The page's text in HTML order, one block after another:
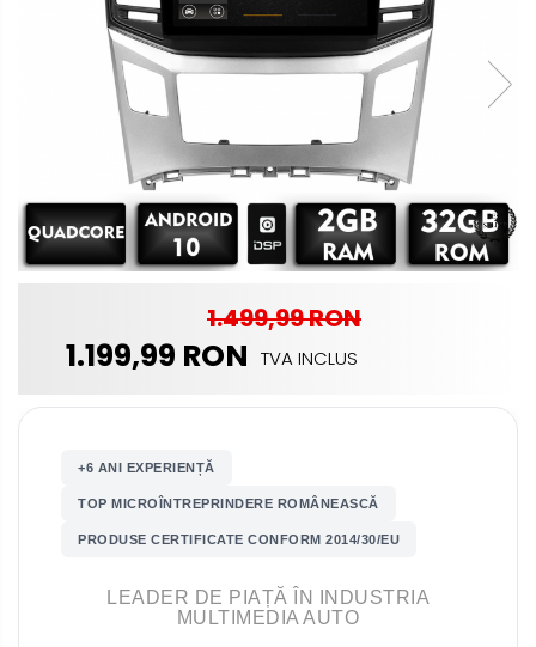
Seat
Kia
ambientale
1.499,99 RON
1.199,99 RON TVA INCLUS
+6 ANI EXPERIENȚĂ
TOP MICROÎNTREPRINDERE ROMÂNEASCĂ
PRODUSE CERTIFICATE CONFORM 2014/30/EU
LEADER DE PIAȚĂ ÎN INDUSTRIA
MULTIMEDIA AUTO